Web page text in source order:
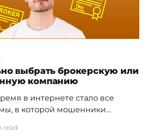
выбрать брокерскую или
компанию
в интернете стало все
в которой мошенники
уже известные существующие
read